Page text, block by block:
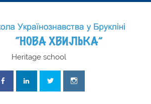
"Нова
Heritage school